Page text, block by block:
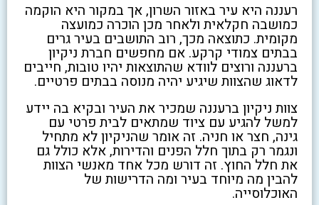
רעננה היא עיר באזור השרון, אך במקור היא הוקמה
כמושבה חקלאית ולאחר מכן הוכרה כמועצה
מקומית. כתוצאה מכך, רוב התושבים בעיר גרים
בבתים צמודי קרקע. אם מחפשים חברת ניקיון
ברעננה ורוצים לוודא שהתוצאות יהיו טובות, חייבים
לדאוג שהצוות שיגיע יהיה מנוסה בבתים פרטיים.
צוות ניקיון ברעננה שמכיר את העיר ובקיא בה יידע
למשל להגיע עם ציוד שמתאים לבית פרטי עם
גינה, חצר או חניה. זה אומר שהניקיון לא מתחיל
ונגמר רק בתוך חלל הפנים והדירות, אלא כולל גם
את חלל החוץ. זה דורש מכל אחד מאנשי הצוות
להבין מה מיוחד בעיר ומה הדרישות של
האוכלוסייה.